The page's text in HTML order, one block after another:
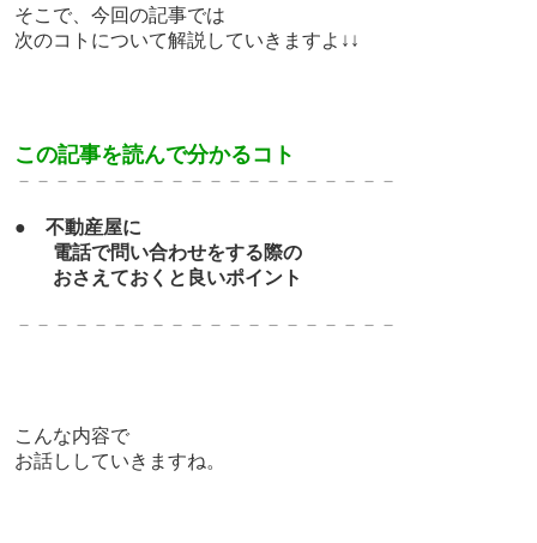
そこで、今回の記事では
次のコトについて解説していきますよ↓↓
この記事を読んで分かるコト
－－－－－－－－－－－－－－－－－－－－
● 不動産屋に
電話で問い合わせをする際の
おさえておくと良いポイント
－－－－－－－－－－－－－－－－－－－－
こんな内容で
お話ししていきますね。